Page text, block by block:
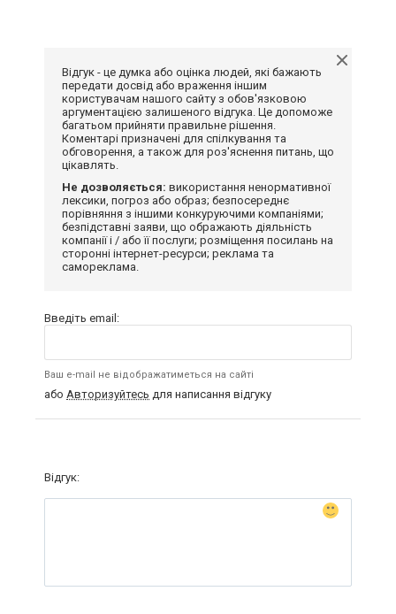
Відгук - це думка або оцінка людей, які бажають
передати досвід або враження іншим
користувачам нашого сайту з обов'язковою
аргументацією залишеного відгука. Це допоможе
багатьом прийняти правильне рішення.
Коментарі призначені для спілкування та
обговорення, а також для роз'яснення питань, що
цікавлять.
Не дозволяється: використання ненормативної
лексики, погроз або образ; безпосереднє
порівняння з іншими конкуруючими компаніями;
безпідставні заяви, що ображають діяльність
компанії і / або її послуги; розміщення посилань на
сторонні інтернет-ресурси; реклама та
самореклама.
Введіть email:
Ваш e-mail не відображатиметься на сайті
або Авторизуйтесь для написання відгуку
Відгук: